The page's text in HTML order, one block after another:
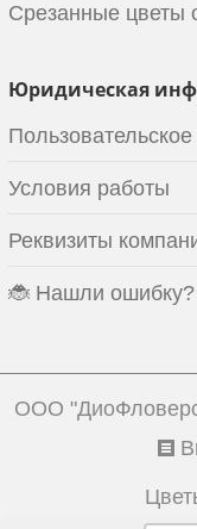
Срезанные цветы
Юридическая
Условия работы
Реквизиты
🐞 Нашли ошибку?
ООО